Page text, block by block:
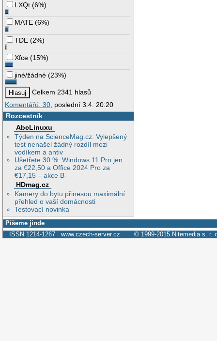
LXQt (6%)
MATE (6%)
TDE (2%)
Xfce (15%)
jiné/žádné (23%)
Celkem 2341 hlasů
Komentářů: 30 , poslední 3.4. 20:20
Rozcestník
AbcLinuxu
Týden na ScienceMag.cz: Vylepšený
test nenašel žádný rozdíl mezi
vodíkem a antiv
Ušetřete 30 %: Windows 11 Pro jen
za €22,50 a Office 2024 Pro za
€17,15 – akce B
HDmag.cz
Kamery do bytu přinesou maximální
přehled o vaší domácnosti
Testovací novinka
Píšeme jinde
ISSN 1214-1267 www.czech-server.cz © 1999-2015 Nitemedia s. r.